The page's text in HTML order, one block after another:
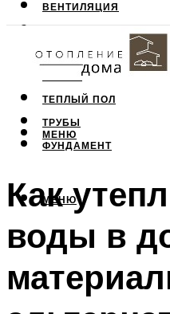
ВЕНТИЛЯЦИЯ
ПОТОЛОК
СТЕНЫ
ТЕПЛЫЙ ПОЛ
ТРУБЫ
ФУНДАМЕНТ
МЕНЮ
МЕНЮ
Как
воды в